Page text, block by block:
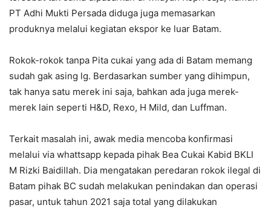
PT Adhi Mukti Persada diduga juga memasarkan
produknya melalui kegiatan ekspor ke luar Batam.
Rokok-rokok tanpa Pita cukai yang ada di Batam memang
sudah gak asing lg. Berdasarkan sumber yang dihimpun,
tak hanya satu merek ini saja, bahkan ada juga merek-
merek lain seperti H&D, Rexo, H Mild, dan Luffman.
Terkait masalah ini, awak media mencoba konfirmasi
melalui via whattsapp kepada pihak Bea Cukai Kabid BKLI
M Rizki Baidillah. Dia mengatakan peredaran rokok ilegal di
Batam pihak BC sudah melakukan penindakan dan operasi
pasar, untuk tahun 2021 saja total yang dilakukan